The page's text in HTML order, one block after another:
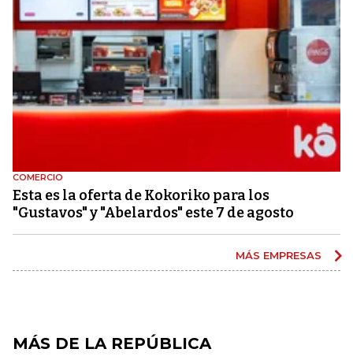
COMERCIO
Esta es la oferta de Kokoriko para los
"Gustavos" y "Abelardos" este 7 de agosto
MÁS EMPRESAS
MÁS DE LA REPÚBLICA